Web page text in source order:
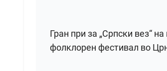
Гран при за „Српски вез“
фолклорен фестивал во